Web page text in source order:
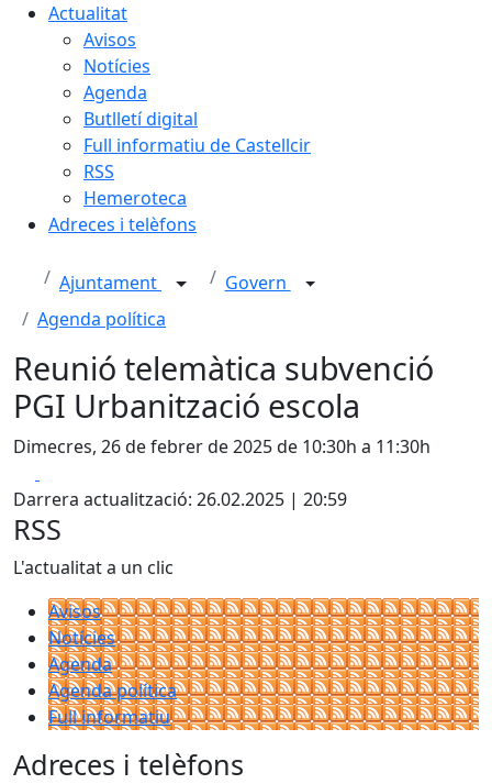
Actualitat
Avisos
Notícies
Agenda
Butlletí digital
Full informatiu de Castellcir
RSS
Hemeroteca
Adreces i telèfons
Ajuntament
Govern
Agenda política
Reunió telemàtica subvenció
PGI Urbanització escola
Dimecres, 26 de febrer de 2025 de 10:30h a 11:30h
Darrera actualització: 26.02.2025 | 20:59
RSS
L'actualitat a un clic
Avisos
Notícies
Agenda
Agenda política
Full informatiu
Adreces i telèfons